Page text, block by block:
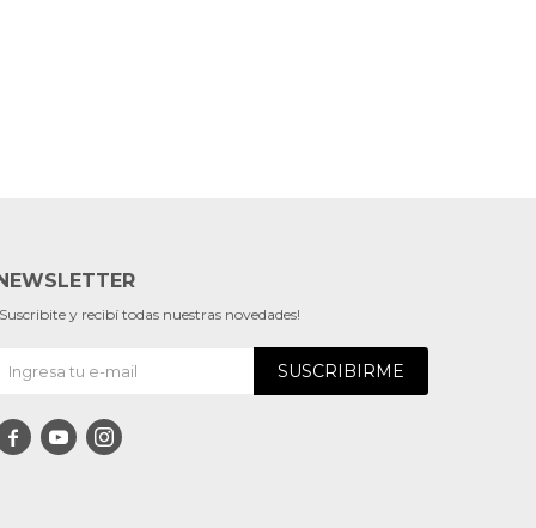
y recibí todas nuestras novedades!
SUSCRIBIRME
  